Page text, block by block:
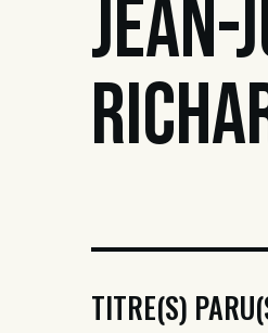
JEAN-
TITRE(S)